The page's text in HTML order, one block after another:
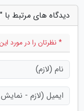
دیدگاه های مرتبط با
* نظرتان را در مورد